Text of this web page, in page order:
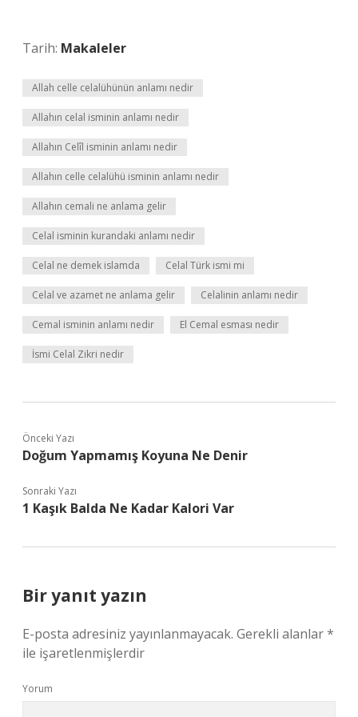
Tarih: Makaleler
Allah celle celalühünün anlamı nedir
Allahın celal isminin anlamı nedir
Allahın Celîl isminin anlamı nedir
Allahın celle celalühü isminin anlamı nedir
Allahın cemali ne anlama gelir
Celal isminin kurandaki anlamı nedir
Celal ne demek islamda Celal Türk ismi mi
Celal ve azamet ne anlama gelir Celalinin anlamı nedir
Cemal isminin anlamı nedir El Cemal esması nedir
İsmi Celal Zikri nedir
Önceki Yazı
Doğum Yapmamış Koyuna Ne Denir
Sonraki Yazı
1 Kaşık Balda Ne Kadar Kalori Var
Bir yanıt yazın
E-posta adresiniz yayınlanmayacak. Gerekli alanlar*
ile işaretlenmişlerdir
Yorum